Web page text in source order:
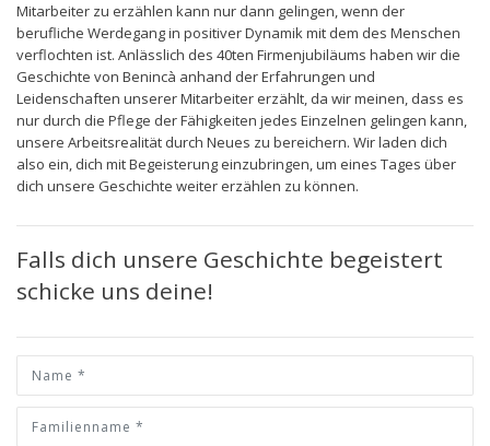
Mitarbeiter zu erzählen kann nur dann gelingen, wenn der
berufliche Werdegang in positiver Dynamik mit dem des Menschen
verflochten ist. Anlässlich des 40ten Firmenjubiläums haben wir die
Geschichte von Benincà anhand der Erfahrungen und
Leidenschaften unserer Mitarbeiter erzählt, da wir meinen, dass es
nur durch die Pflege der Fähigkeiten jedes Einzelnen gelingen kann,
unsere Arbeitsrealität durch Neues zu bereichern. Wir laden dich
also ein, dich mit Begeisterung einzubringen, um eines Tages über
dich unsere Geschichte weiter erzählen zu können.
Falls dich unsere Geschichte begeistert
schicke uns deine!